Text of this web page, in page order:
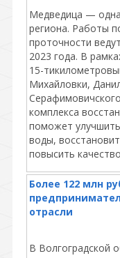
Медведица —
региона. Работы
проточности
2023 года. В
15-
Михайловки,
комплекса
поможет
воды,
повысить
Более 122 млн
отрасли
В Волгоградской